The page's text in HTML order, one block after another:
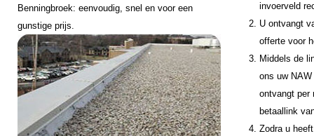
Benningbroek: eenvoudig, snel en voor een
gunstige prijs.
invoerveld
U ontvangt
offerte voor
Middels de
ons uw
ontvangt per
betaallink
Zodra u